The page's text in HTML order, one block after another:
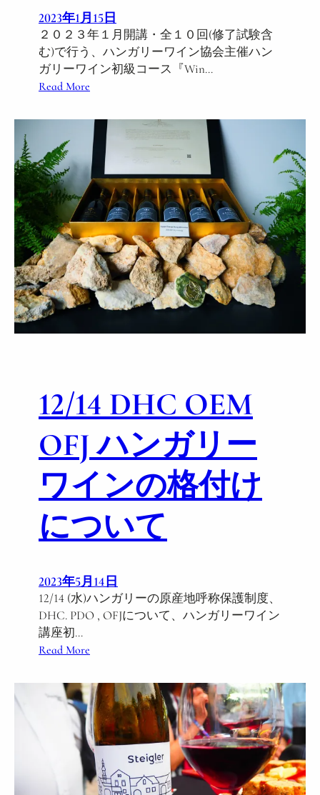
y
S
o
p
r
o
O
n
l
i
n
e
W
i
n
e
S
l
2023年1月15日
２０２３年１月開講・全１０回(修了試験含
む)で行う、ハンガリーワイン協会主催ハン
ガリーワイン初級コース『Win…
Read More
J
W
認
定
・
ハ
ン
ガ
リ
ー
ワ
イ
ー
ス
12/14 DHC OEM
OFJ ハンガリー
ワインの格付け
について
2023年5月14日
12/14 (水)ハンガリーの原産地呼称保護制度、
DHC. PDO , OFJについて、ハンガリーワイン
講座初…
Read More
2
/
1
4
D
H
C